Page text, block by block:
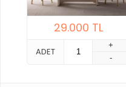
29.000 TL
ADET
+
-